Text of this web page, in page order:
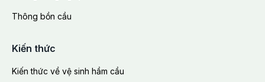
Thông bồn cầu
Kiến thức
Kiến thức về vệ sinh hầm cầu